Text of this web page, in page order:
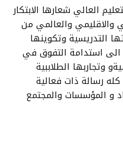
العالي شعارها الابتكار
والاقليمي والعالمي من
التدريسية وتكوينها
استدامة التفوق في
وتجاربها الطلاببية
رسالة ذات فعالية
و المؤسسات والمجتمع